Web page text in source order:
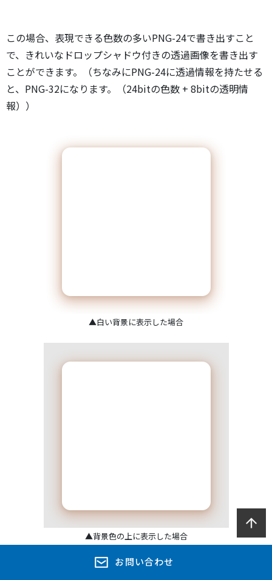
この場合、表現できる色数の多いPNG-24で書き出すこと
で、きれいなドロップシャドウ付きの透過画像を書き出す
ことができます。（ちなみにPNG-24に透過情報を持たせる
と、PNG-32になります。（24bitの色数 + 8bitの透明情
報））
▲白い背景に表示した場合
▲背景色の上に表示した場合
お問い合わせ